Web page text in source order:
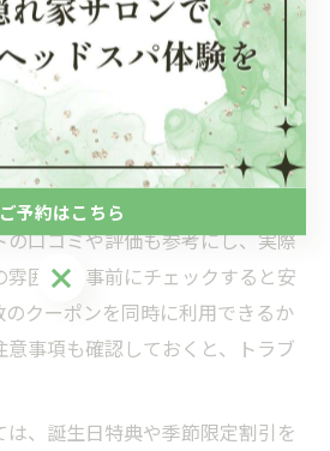
する際は、いくつかの注意点があ
ンの有効期限や利用条件を必ず確
回限定や特定コースのみ適用の場
割引が受けられないことがあり
口コミや評価も参考にし、実際
雰囲気を事前にチェックすると安
クーポンを同時に利用できるか
意事項も確認しておくと、トラブ
、誕生日特典や季節限定割引を
予約はこちら
ご予約はこちら